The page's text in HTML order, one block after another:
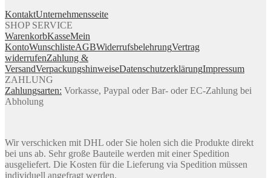
KontaktUnternehmensseite
SHOP SERVICE
WarenkorbKasseMein
KontoWunschlisteAGBWiderrufsbelehrungVertrag
widerrufenZahlung &
VersandVerpackungshinweiseDatenschutzerklärungImpressum
ZAHLUNG
Zahlungsarten: Vorkasse, Paypal oder Bar- oder EC-Zahlung bei
Abholung
Wir verschicken mit DHL oder Sie holen sich die Produkte direkt
bei uns ab. Sehr große Bauteile werden mit einer Spedition
ausgeliefert. Die Kosten für die Lieferung via Spedition müssen
individuell angefragt werden.